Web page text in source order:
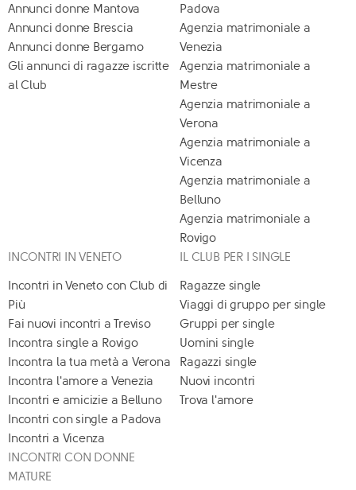
Annunci donne Mantova
Annunci donne Brescia
Annunci donne Bergamo
Gli annunci di ragazze iscritte
al Club
Padova
Agenzia matrimoniale a
Venezia
Agenzia matrimoniale a
Mestre
Agenzia matrimoniale a
Verona
Agenzia matrimoniale a
Vicenza
Agenzia matrimoniale a
Belluno
Agenzia matrimoniale a
Rovigo
INCONTRI IN VENETO
Incontri in Veneto con Club di
Più
Fai nuovi incontri a Treviso
Incontra single a Rovigo
Incontra la tua metà a Verona
Incontra l'amore a Venezia
Incontri e amicizie a Belluno
Incontri con single a Padova
Incontri a Vicenza
IL CLUB PER I SINGLE
Ragazze single
Viaggi di gruppo per single
Gruppi per single
Uomini single
Ragazzi single
Nuovi incontri
Trova l'amore
INCONTRI CON DONNE
MATURE